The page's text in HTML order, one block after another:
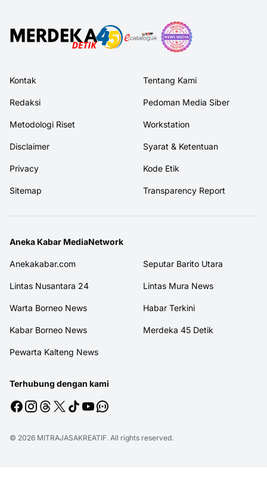
Kontak Tentang Kami
Redaksi Pedoman Media Siber
Metodologi Riset Workstation
Disclaimer Syarat & Ketentuan
Privacy Kode Etik
Sitemap Transparency Report
Aneka Kabar MediaNetwork
Anekakabar.com Seputar Barito Utara
Lintas Nusantara 24 Lintas Mura News
Warta Borneo News Habar Terkini
Kabar Borneo News Merdeka 45 Detik
Pewarta Kalteng News
Terhubung dengan kami
© 2026 MITRAJASAKREATIF. All rights reserved.